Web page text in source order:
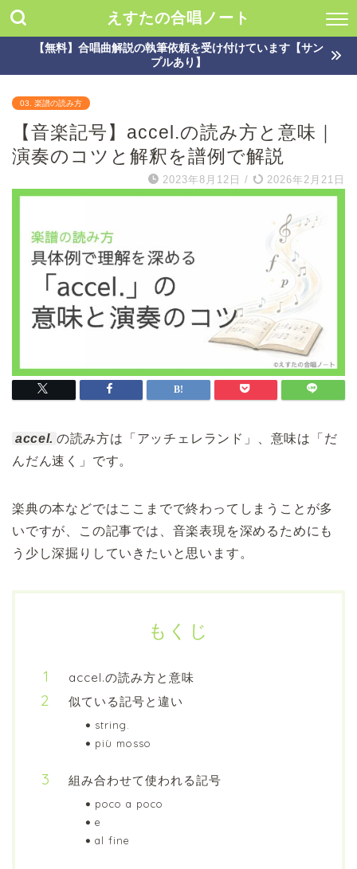
えすたの合唱ノート
【無料】合唱曲解説の執筆依頼を受け付けています【サン
プルあり】
03. 楽譜の読み方
【音楽記号】accel.の読み方と意味｜
演奏のコツと解釈を譜例で解説
2023年8月12日 / 2026年2月21日
accel. の読み方は「アッチェレランド」、意味は「だ
んだん速く」です。
楽典の本などではここまでで終わってしまうことが多
いですが、この記事では、音楽表現を深めるためにも
う少し深掘りしていきたいと思います。
もくじ
accel.の読み方と意味
似ている記号と違い
string.
più mosso
組み合わせて使われる記号
poco a poco
e
al fine